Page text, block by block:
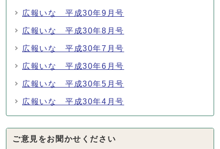
広報いな 平成30年9月号
広報いな 平成30年8月号
広報いな 平成30年7月号
広報いな 平成30年6月号
広報いな 平成30年5月号
広報いな 平成30年4月号
ご意見をお聞かせください